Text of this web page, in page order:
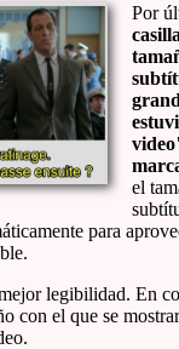
Por
el
para
legibilidad. En
con el que se